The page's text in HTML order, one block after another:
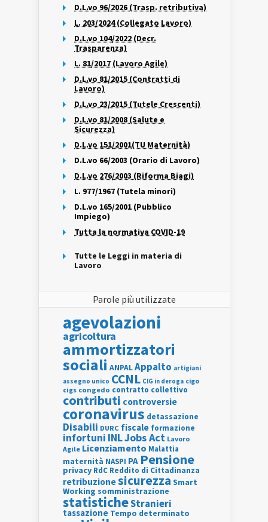
D.L.vo 96/2026 (Trasp. retributiva)
L. 203/2024 (Collegato Lavoro)
D.L.vo 104/2022 (Decr.
Trasparenza)
L. 81/2017 (Lavoro Agile)
D.L.vo 81/2015 (Contratti di
Lavoro)
D.L.vo 23/2015 (Tutele Crescenti)
D.L.vo 81/2008 (Salute e
Sicurezza)
D.L.vo 151/2001(TU Maternità)
D.L.vo 66/2003 (Orario di Lavoro)
D.L.vo 276/2003 (Riforma Biagi)
L. 977/1967 (Tutela minori)
D.L.vo 165/2001 (Pubblico
Impiego)
Tutta la normativa COVID-19
Tutte le Leggi in materia di
Lavoro
Parole più utilizzate
agevolazioni
agricoltura
ammortizzatori
sociali ANPALAppalto artigiani
assegno unico CCNL CIG in deroga cigo
cigs congedo contratto collettivo
contributi controversie
coronavirus detassazione
Disabili DURC fiscale formazione
infortuni INLJobs Act Lavoro
Agile Licenziamento Malattia
maternità NASPI PA Pensione
privacy RdC Reddito di Cittadinanza
retribuzionesicurezza Smart
Working somministrazione
statisticheStranieri
tassazione Tempo determinato